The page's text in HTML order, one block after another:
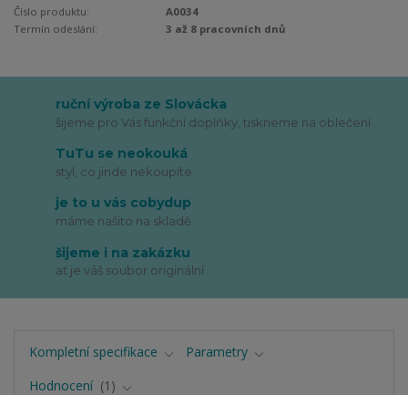
Číslo produktu:
A0034
Termín odeslání:
3 až 8 pracovních dnů
ruční výroba ze Slovácka
šijeme pro Vás funkční doplňky, tiskneme na oblečení
TuTu se neokouká
styl, co jinde nekoupíte
je to u vás cobydup
máme našito na skladě
šijeme i na zakázku
ať je váš soubor originální
Kompletní specifikace
Parametry
Hodnocení
1